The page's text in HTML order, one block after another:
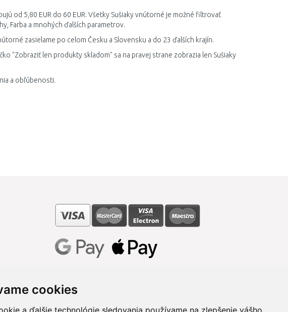
cookies
a ďalšie technológie sledovania používame na zlepšenie vášho
od 5,80 EUR do 60 EUR. Všetky Sušiaky vnútorné je možné filtrovať
Farba a mnohých ďalších parametrov.
zasielame po celom Česku a Slovensku a do 23 ďalších krajín.
"Zobraziť len produkty skladom" sa na pravej strane zobrazia len Sušiaky
a obľúbenosti.